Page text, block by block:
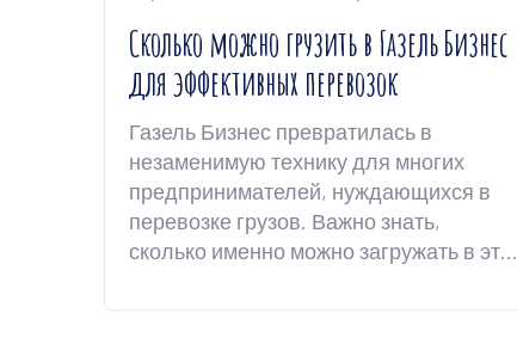
Сколько можно грузить в Газель Бизнес
для эффективных перевозок
Газель Бизнес превратилась в
незаменимую технику для многих
предпринимателей, нуждающихся в
перевозке грузов. Важно знать,
сколько именно можно загружать в эту
перевозку и предотвратить износ